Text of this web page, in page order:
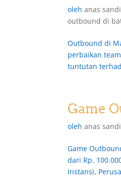
olehanas sandi
outbound di
Outbound di
perbaikan
tuntutan
Game
olehanas sandi
Game
dari Rp.
Instansi,